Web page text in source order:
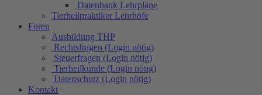
Datenbank Lehrpläne
Tierheilpraktiker Lehrhöfe
Foren
Ausbildung THP
Rechtsfragen (Login nötig)
Steuerfragen (Login nötig)
Tierheilkunde (Login nötig)
Datenschutz (Login nötig)
Kontakt